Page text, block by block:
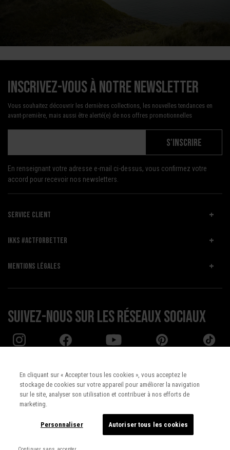
Inscrivez-vous à notre newsletter
Vous souhaitez découvrir les dernières collections, les nouvelles tendances en
avant-première, mais aussi être alerté(e) de nos offres promotionnelles
S'INSCRIRE
En renseignant votre adresse e-mail ci-dessus, vous confirmez votre
accord pour recevoir nos newsletters.
SERVICE CLIENT
IKKS #ACTFORBETTER
MENTIONS LÉGALES
Suivez-nous sur les réseaux sociaux
Pays : UNITED STATES
Français
En cliquant sur « Accepter tous les cookies », vous acceptez le
stockage de cookies sur votre appareil pour améliorer la navigation
sur le site, analyser son utilisation et contribuer à nos efforts de
marketing.
Personnaliser Autoriser tous les cookies